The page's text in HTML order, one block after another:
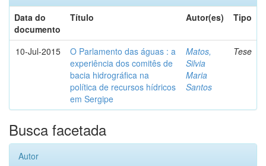
Data do
documento
Título Autor(es) Tipo
10-Jul-2015
O Parlamento das águas : a
experiência dos comitês de
bacia hidrográfica na
política de recursos hídricos
em Sergipe
Matos,
Silvia
Maria
Santos
Tese
Busca facetada
Autor